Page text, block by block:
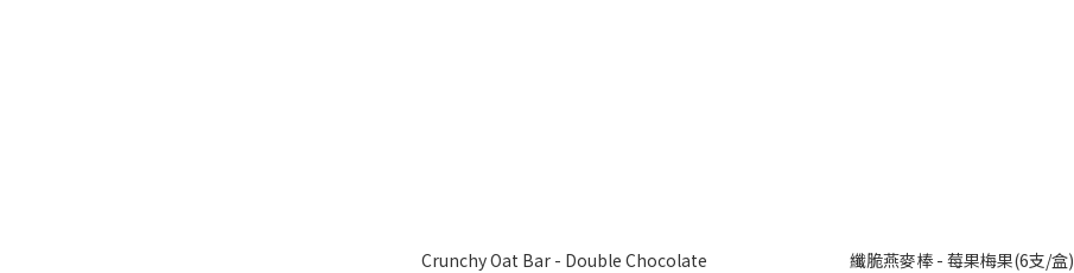
Crunchy Oat Bar - Double Chocolate 纖脆燕麥棒 - 莓果梅果(6支/盒)